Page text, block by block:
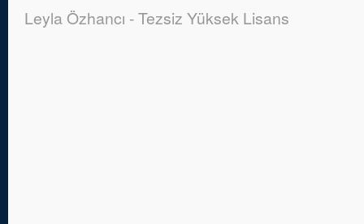
Leyla Özhancı - Tezsiz Yüksek Lisans